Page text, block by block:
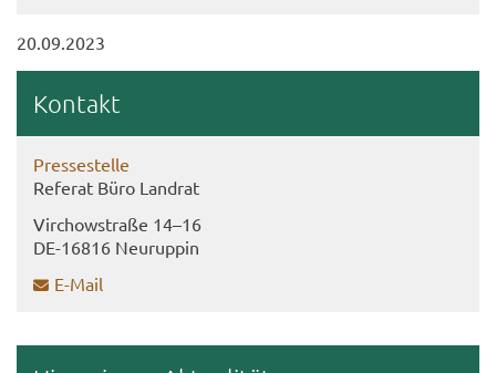
20.09.2023
Kon­takt
Pres­se­stel­le
Re­fe­rat Büro Land­rat
Virch­ow­stra­ße 14–16
DE-​16816 Neu­rup­pin
E-​Mail